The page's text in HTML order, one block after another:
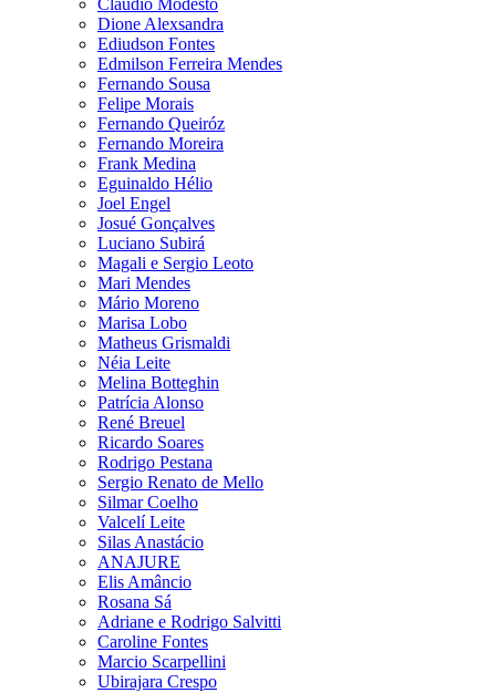
Cláudio Modesto
Dione Alexsandra
Ediudson Fontes
Edmilson Ferreira Mendes
Fernando Sousa
Felipe Morais
Fernando Queiróz
Fernando Moreira
Frank Medina
Eguinaldo Hélio
Joel Engel
Josué Gonçalves
Luciano Subirá
Magali e Sergio Leoto
Mari Mendes
Mário Moreno
Marisa Lobo
Matheus Grismaldi
Néia Leite
Melina Botteghin
Patrícia Alonso
René Breuel
Ricardo Soares
Rodrigo Pestana
Sergio Renato de Mello
Silmar Coelho
Valcelí Leite
Silas Anastácio
ANAJURE
Elis Amâncio
Rosana Sá
Adriane e Rodrigo Salvitti
Caroline Fontes
Marcio Scarpellini
Ubirajara Crespo